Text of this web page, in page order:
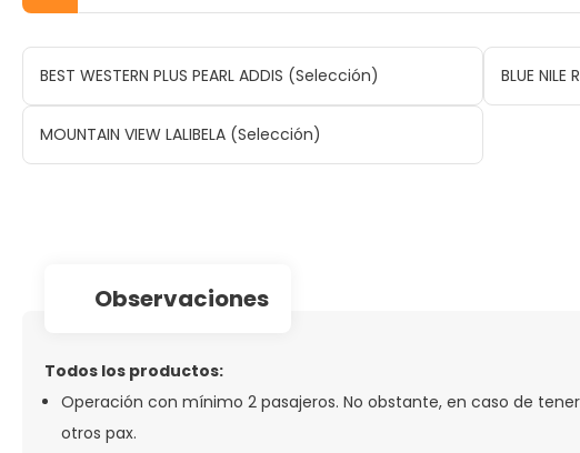
BEST WESTERN PLUS PEARL ADDIS (Selección) BLUE
MOUNTAIN VIEW LALIBELA (Selección)
observaciones
Todos los productos:
Operación con mínimo 2 pasajeros. No obstante, en caso de
otros pax.